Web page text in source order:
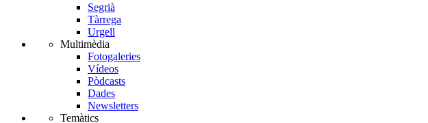
Segrià
Tàrrega
Urgell
Multimèdia
Fotogaleries
Vídeos
Pòdcasts
Dades
Newsletters
Temàtics